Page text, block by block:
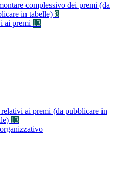
complessivo dei premi (da
in tabelle) 8
ai premi 13
ai premi (da pubblicare in
13